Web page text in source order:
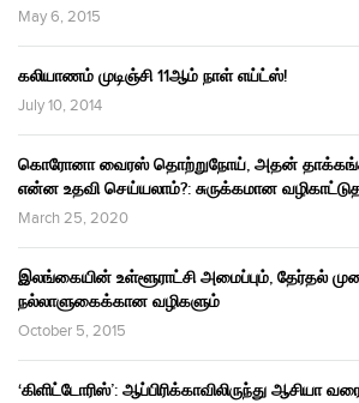
May 6, 2015
கலியாணம் முடிஞ்சி 11ஆம் நாள் எய்ட்ஸ்!
July 10, 2014
கொரோனா வைரஸ் தொற்றுநோய், அதன்
என்ன உதவி செய்யலாம்?: சுருக்கமான
March 25, 2020
இலங்கையின் உள்ளூராட்சி அமைப்பும், தேர்தல்
நல்லாளுகைக்கான வழிகளும்
October 5, 2015
‘கிளிட்டோரிஸ்’: ஆப்பிரிக்காவிலிருந்து ஆசியா